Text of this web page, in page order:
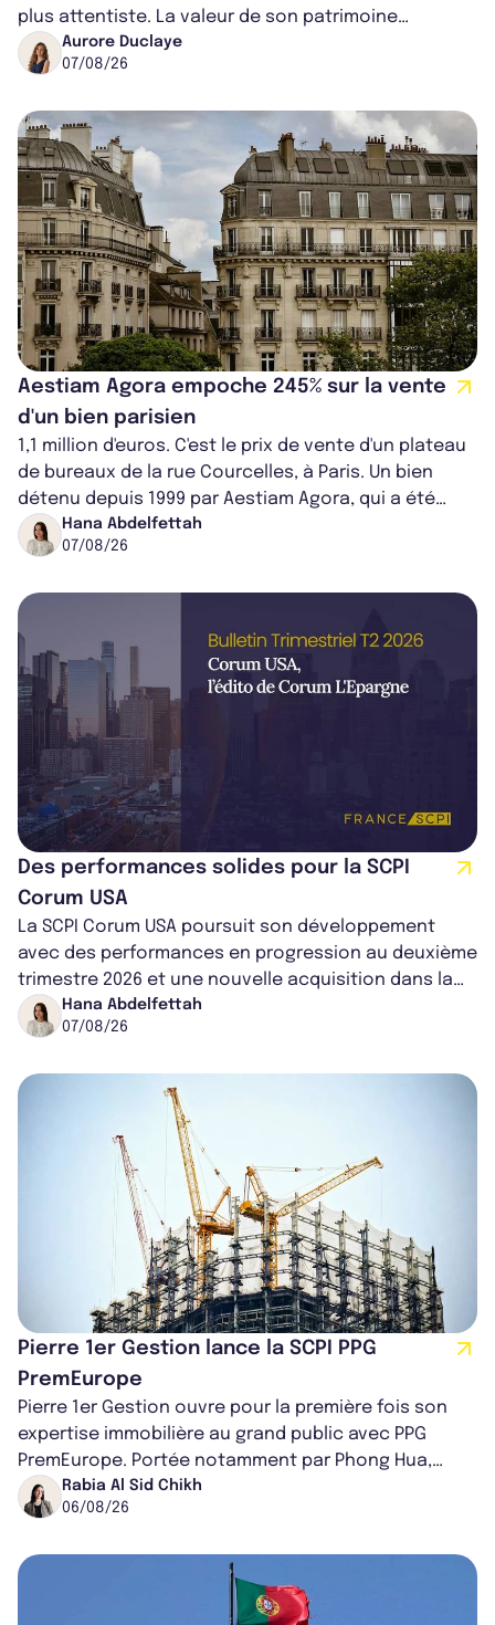
plus attentiste. La valeur de son patrimoine
progresse de 3,8% à périmètre constan...
Aurore Duclaye
07/08/26
Aestiam Agora empoche 245% sur la vente
d'un bien parisien
1,1 million d'euros. C'est le prix de vente d'un plateau
de bureaux de la rue Courcelles, à Paris. Un bien
détenu depuis 1999 par Aestiam Agora, qui a été
cédé avec une plus-value...
Hana Abdelfettah
07/08/26
Des performances solides pour la SCPI
Corum USA
La SCPI Corum USA poursuit son développement
avec des performances en progression au deuxième
trimestre 2026 et une nouvelle acquisition dans la
région de Chicago. Entre hausse de...
Hana Abdelfettah
07/08/26
Pierre 1er Gestion lance la SCPI PPG
PremEurope
Pierre 1er Gestion ouvre pour la première fois son
expertise immobilière au grand public avec PPG
PremEurope. Portée notamment par Phong Hua,
ancien directeur des investissements d...
Rabia Al Sid Chikh
06/08/26